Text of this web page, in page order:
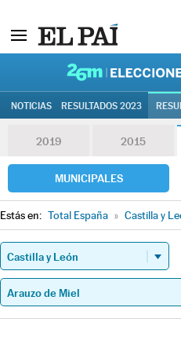
NOTICIAS RESULTADOS 2023
2019 2015
MUNICIPALES
Estás en: Total España » Castilla y